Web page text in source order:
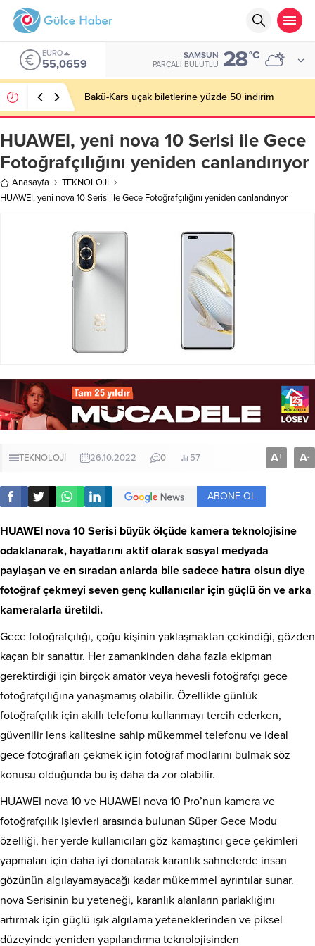
EURO
55,0659
SAMSUN
PARÇALI BULUTLU 28°C
Bakü-Kars uçak biletlerine yüzde 50 indirim
HUAWEI, yeni nova 10 Serisi ile Gece
Fotoğrafçılığını yeniden canlandırıyor
Anasayfa
TEKNOLOJİ
HUAWEI, yeni nova 10 Serisi ile Gece Fotoğrafçılığını yeniden canlandırıyor
TEKNOLOJİ 26.10.2022 0 57 A+ A-
ABONE OL
HUAWEI nova 10 Serisi büyük ölçüde kamera teknolojisine
odaklanarak, hayatlarını aktif olarak sosyal medyada
paylaşan ve en sıradan anlarda bile sadece hatıra olsun diye
fotoğraf çekmeyi seven genç kullanıcılar için güçlü ön ve arka
kameralarla üretildi.
Gece fotoğrafçılığı, çoğu kişinin yaklaşmaktan çekindiği, gözden
kaçan bir sanattır. Her zamankinden daha fazla ekipman
gerektirdiği için birçok amatör veya hevesli fotoğrafçı gece
fotoğrafçılığına yanaşmamış olabilir. Özellikle günlük
fotoğrafçılık için akıllı telefonu kullanmayı tercih ederken,
güvenilir lens kalitesine sahip mükemmel telefonu ve ideal
gece fotoğrafları çekmek için fotoğraf modlarını bulmak söz
konusu olduğunda bu iş daha da zor olabilir.
HUAWEI nova 10 ve HUAWEI nova 10 Pro’nun kamera ve
fotoğrafçılık işlevleri arasında bulunan Süper Gece Modu
özelliği, her yerde kullanıcıları göz kamaştırıcı gece çekimleri
yapmaları için daha iyi donatarak karanlık sahnelerde insan
gözünün algılayamayacağı kadar mükemmel ayrıntılar sunar.
nova Serisinin bu yeteneği, karanlık alanların parlaklığını
artırmak için güçlü ışık algılama yeteneklerinden ve piksel
düzeyinde yeniden yapılandırma teknolojisinden